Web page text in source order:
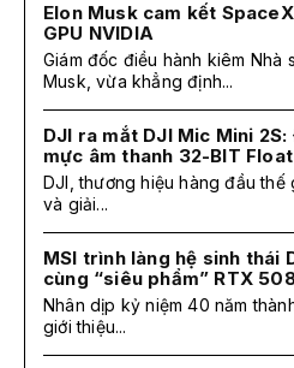
Elon Musk cam kết
GPU NVIDIA
Giám đốc điều hành kiêm Nhà
Musk, vừa khẳng định...
DJI ra mắt DJI Mic Mini
mực âm thanh 32-BIT Float
DJI, thương hiệu hàng đầu thế
và giải...
MSI trình làng hệ sinh thái
cùng “siêu phẩm” RTX
Nhân dịp kỷ niệm 40 năm
giới thiệu...